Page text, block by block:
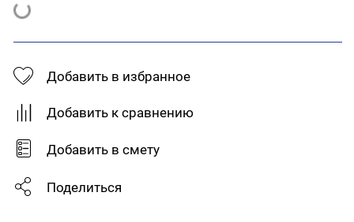
Добавить в избранное
Добавить к сравнению
Добавить в смету
Поделиться